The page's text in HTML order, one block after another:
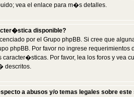
vea el enlace para m�s detalles.
disponible?
por el Grupo phpBB. Si cree que
phpBB. Por favor no ingrese
Por favor, lea los foros y vea
descritos.
a abusos y/o temas legales sobre este